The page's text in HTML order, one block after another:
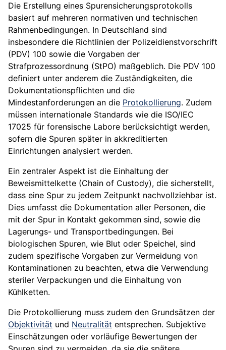
Die Erstellung eines Spurensicherungsprotokolls
basiert auf mehreren normativen und technischen
Rahmenbedingungen. In Deutschland sind
insbesondere die Richtlinien der Polizeidienstvorschrift
(PDV) 100 sowie die Vorgaben der
Strafprozessordnung (StPO) maßgeblich. Die PDV 100
definiert unter anderem die Zuständigkeiten, die
Dokumentationspflichten und die
Mindestanforderungen an die Protokollierung. Zudem
müssen internationale Standards wie die ISO/IEC
17025 für forensische Labore berücksichtigt werden,
sofern die Spuren später in akkreditierten
Einrichtungen analysiert werden.
Ein zentraler Aspekt ist die Einhaltung der
Beweismittelkette (Chain of Custody), die sicherstellt,
dass eine Spur zu jedem Zeitpunkt nachvollziehbar ist.
Dies umfasst die Dokumentation aller Personen, die
mit der Spur in Kontakt gekommen sind, sowie die
Lagerungs- und Transportbedingungen. Bei
biologischen Spuren, wie Blut oder Speichel, sind
zudem spezifische Vorgaben zur Vermeidung von
Kontaminationen zu beachten, etwa die Verwendung
steriler Verpackungen und die Einhaltung von
Kühlketten.
Die Protokollierung muss zudem den Grundsätzen der
Objektivität und Neutralität entsprechen. Subjektive
Einschätzungen oder vorläufige Bewertungen der